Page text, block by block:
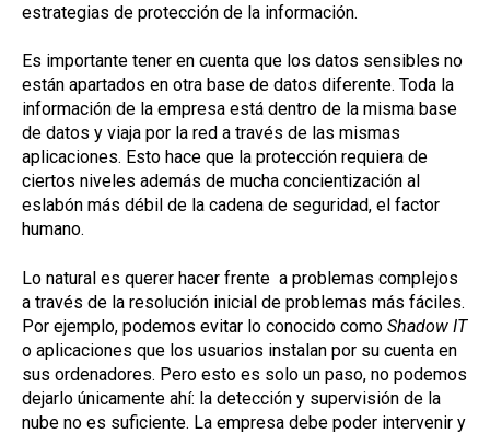
estrategias de protección de la información.
Es importante tener en cuenta que los datos sensibles no
están apartados en otra base de datos diferente. Toda la
información de la empresa está dentro de la misma base
de datos y viaja por la red a través de las mismas
aplicaciones. Esto hace que la protección requiera de
ciertos niveles además de mucha concientización al
eslabón más débil de la cadena de seguridad, el factor
humano.
Lo natural es querer hacer frente a problemas complejos
a través de la resolución inicial de problemas más fáciles.
Por ejemplo, podemos evitar lo conocido como Shadow IT
o aplicaciones que los usuarios instalan por su cuenta en
sus ordenadores. Pero esto es solo un paso, no podemos
dejarlo únicamente ahí: la detección y supervisión de la
nube no es suficiente. La empresa debe poder intervenir y